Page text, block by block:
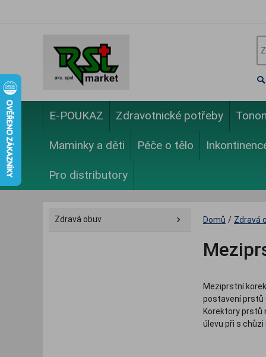
E-POUKAZ Zdravotnické potřeby
Maminky a děti Péče o tělo
Pro distributory
Zdravá obuv Domů / Zdravá
Meziprstní
postavení prstů
Korektory prstů
úlevu při s
V této